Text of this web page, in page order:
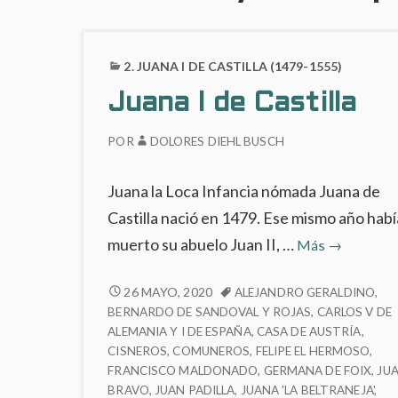
2. JUANA I DE CASTILLA (1479-1555)
Juana I de Castilla
POR DOLORES DIEHL BUSCH
Juana la Loca Infancia nómada Juana de
Castilla nació en 1479. Ese mismo año
muerto su abuelo Juan II, … Más Juana
de
Castilla
→
JUANA
I
DE
CASTILLA
26 MAYO, 2020 ALEJANDRO GERALDINO,
BERNARDO DE SANDOVAL Y ROJAS, CARLOS V DE
ALEMANIA Y I DE ESPAÑA, CASA DE AUSTRÍA,
CISNEROS,COMUNEROS, FELIPE EL HERMOSO,
FRANCISCO MALDONADO, GERMANA DE FOIX,
BRAVO, JUAN PADILLA, JUANA 'LA BELTRANEJA',